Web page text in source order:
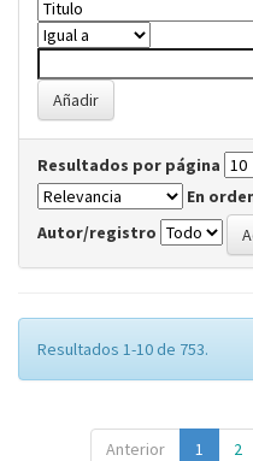
Resultados por página
En
Autor/registro
Resultados 1-10 de 753.
Anterior 1 2